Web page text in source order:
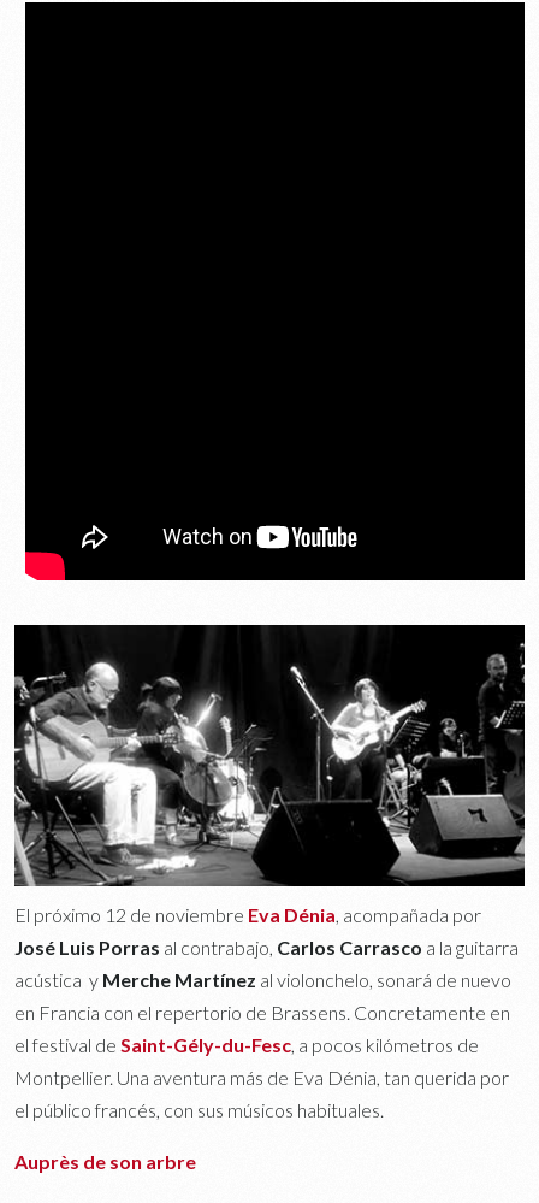
El próximo 12 de noviembre Eva Dénia, acompañada por
José Luis Porras al contrabajo, Carlos Carrasco a la guitarra
acústica y Merche Martínez al violonchelo, sonará de nuevo
en Francia con el repertorio de Brassens. Concretamente en
el festival de Saint-Gély-du-Fesc, a pocos kilómetros de
Montpellier. Una aventura más de Eva Dénia, tan querida por
el público francés, con sus músicos habituales.
Auprès de son arbre